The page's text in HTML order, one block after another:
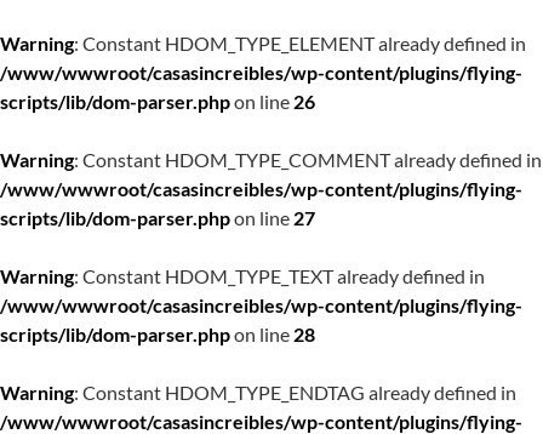
Warning: Constant HDOM_TYPE_ELEMENT already defined in
/www/wwwroot/casasincreibles/wp-content/plugins/flying-
scripts/lib/dom-parser.phpon line 26
Warning: Constant HDOM_TYPE_COMMENT already defined in
/www/wwwroot/casasincreibles/wp-content/plugins/flying-
scripts/lib/dom-parser.phpon line 27
Warning: Constant HDOM_TYPE_TEXT already defined in
/www/wwwroot/casasincreibles/wp-content/plugins/flying-
scripts/lib/dom-parser.phpon line 28
Warning: Constant HDOM_TYPE_ENDTAG already defined in
/www/wwwroot/casasincreibles/wp-content/plugins/flying-